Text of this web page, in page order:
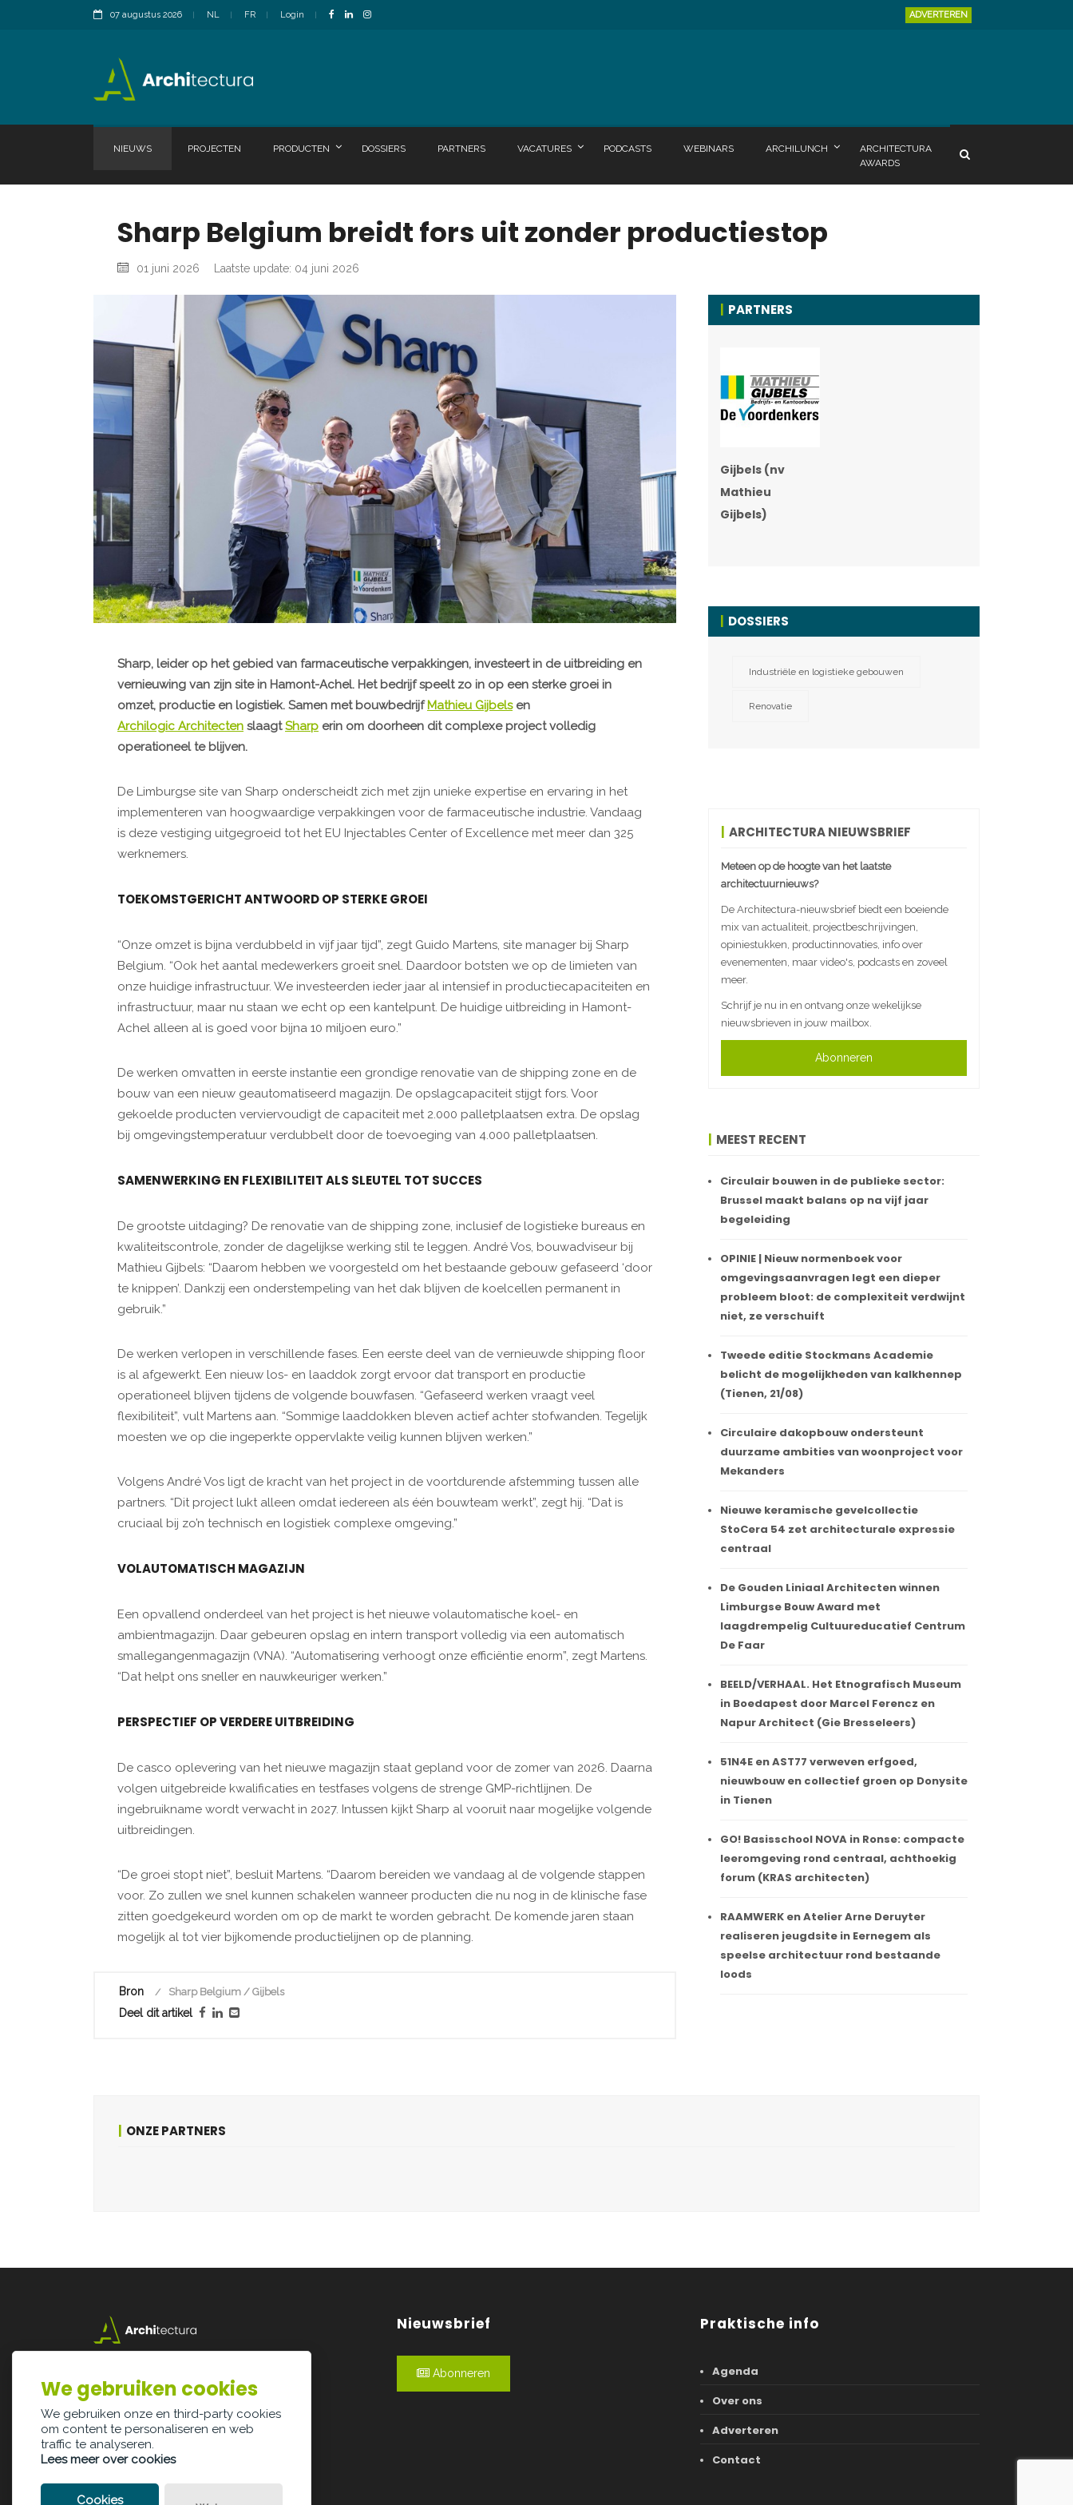
07 augustus 2026 NL FR Login ADVERTEREN
NIEUWS PROJECTEN PRODUCTEN DOSSIERS PARTNERS VACATURES PODCASTS WEBINARS ARCHILUNCH
ARCHITECTURA
AWARDS
Sharp Belgium breidt fors uit zonder productiestop
01 juni 2026 Laatste update: 04 juni 2026
Sharp, leider op het gebied van farmaceutische verpakkingen, investeert in de uitbreiding en
vernieuwing van zijn site in Hamont-Achel. Het bedrijf speelt zo in op een sterke groei in
omzet, productie en logistiek. Samen met bouwbedrijfMathieu Gijbelsen
Archilogic Architecten slaagtSharp erin om doorheen dit complexe project volledig
operationeel te blijven.
De Limburgse site van Sharp onderscheidt zich met zijn unieke expertise en ervaring in het
implementeren van hoogwaardige verpakkingen voor de farmaceutische industrie. Vandaag
is deze vestiging uitgegroeid tot het EU Injectables Center of Excellence met meer dan 325
werknemers.
TOEKOMSTGERICHT ANTWOORD OP STERKE GROEI
“Onze omzet is bijna verdubbeld in vijf jaar tijd”, zegt Guido Martens, site manager bij Sharp
Belgium. “Ook het aantal medewerkers groeit snel. Daardoor botsten we op de limieten van
onze huidige infrastructuur. We investeerden ieder jaar al intensief in productiecapaciteiten en
infrastructuur, maar nu staan we echt op een kantelpunt. De huidige uitbreiding in Hamont-
Achel alleen al is goed voor bijna 10 miljoen euro.”
De werken omvatten in eerste instantie een grondige renovatie van de shipping zone en de
bouw van een nieuw geautomatiseerd magazijn. De opslagcapaciteit stijgt fors. Voor
gekoelde producten verviervoudigt de capaciteit met 2.000 palletplaatsen extra. De opslag
bij omgevingstemperatuur verdubbelt door de toevoeging van 4.000 palletplaatsen.
SAMENWERKING EN FLEXIBILITEIT ALS SLEUTEL TOT SUCCES
De grootste uitdaging? De renovatie van de shipping zone, inclusief de logistieke bureaus en
kwaliteitscontrole, zonder de dagelijkse werking stil te leggen. André Vos, bouwadviseur bij
Mathieu Gijbels: “Daarom hebben we voorgesteld om het bestaande gebouw gefaseerd ‘door
te knippen’. Dankzij een onderstempeling van het dak blijven de koelcellen permanent in
gebruik.”
De werken verlopen in verschillende fases. Een eerste deel van de vernieuwde shipping floor
is al afgewerkt. Een nieuw los- en laaddok zorgt ervoor dat transport en productie
operationeel blijven tijdens de volgende bouwfasen. “Gefaseerd werken vraagt veel
flexibiliteit”, vult Martens aan. “Sommige laaddokken bleven actief achter stofwanden. Tegelijk
moesten we op die ingeperkte oppervlakte veilig kunnen blijven werken.”
Volgens André Vos ligt de kracht van het project in de voortdurende afstemming tussen alle
partners. “Dit project lukt alleen omdat iedereen als één bouwteam werkt”, zegt hij. “Dat is
cruciaal bij zo’n technisch en logistiek complexe omgeving.”
VOLAUTOMATISCH MAGAZIJN
Een opvallend onderdeel van het project is het nieuwe volautomatische koel- en
ambientmagazijn. Daar gebeuren opslag en intern transport volledig via een automatisch
smallegangenmagazijn (VNA). “Automatisering verhoogt onze efficiëntie enorm”, zegt Martens.
“Dat helpt ons sneller en nauwkeuriger werken.”
PERSPECTIEF OP VERDERE UITBREIDING
De casco oplevering van het nieuwe magazijn staat gepland voor de zomer van 2026. Daarna
volgen uitgebreide kwalificaties en testfases volgens de strenge GMP-richtlijnen. De
ingebruikname wordt verwacht in 2027. Intussen kijkt Sharp al vooruit naar mogelijke volgende
uitbreidingen.
“De groei stopt niet”, besluit Martens. “Daarom bereiden we vandaag al de volgende stappen
voor. Zo zullen we snel kunnen schakelen wanneer producten die nu nog in de klinische fase
zitten goedgekeurd worden om op de markt te worden gebracht. De komende jaren staan
mogelijk al tot vier bijkomende productielijnen op de planning.
Bron Sharp Belgium / Gijbels
Deel dit artikel
PARTNERS
Gijbels (nv
Mathieu
Gijbels)
DOSSIERS
Industriële en logistieke gebouwen
Renovatie
ARCHITECTURA NIEUWSBRIEF
Meteen op de hoogte van het laatste
architectuurnieuws?
De Architectura-nieuwsbrief biedt een boeiende
mix van actualiteit, projectbeschrijvingen,
opiniestukken, productinnovaties, info over
evenementen, maar video's, podcasts en zoveel
meer.
Schrijf je nu in en ontvang onze wekelijkse
nieuwsbrieven in jouw mailbox.
Abonneren
MEEST RECENT
Circulair bouwen in de publieke sector:
Brussel maakt balans op na vijf jaar
begeleiding
OPINIE | Nieuw normenboek voor
omgevingsaanvragen legt een dieper
probleem bloot: de complexiteit verdwijnt
niet, ze verschuift
Tweede editie Stockmans Academie
belicht de mogelijkheden van kalkhennep
(Tienen, 21/08)
Circulaire dakopbouw ondersteunt
duurzame ambities van woonproject voor
Mekanders
Nieuwe keramische gevelcollectie
StoCera 54 zet architecturale expressie
centraal
De Gouden Liniaal Architecten winnen
Limburgse Bouw Award met
laagdrempelig Cultuureducatief Centrum
De Faar
BEELD/VERHAAL. Het Etnografisch Museum
in Boedapest door Marcel Ferencz en
Napur Architect (Gie Bresseleers)
51N4E en AST77 verweven erfgoed,
nieuwbouw en collectief groen op Donysite
in Tienen
GO! Basisschool NOVA in Ronse: compacte
leeromgeving rond centraal, achthoekig
forum (KRAS architecten)
RAAMWERK en Atelier Arne Deruyter
realiseren jeugdsite in Eernegem als
speelse architectuur rond bestaande
loods
ONZE PARTNERS
3500 Hasselt
info@architectura.be
Nieuwsbrief
Abonneren
Praktische info
Agenda
Over ons
Adverteren
Contact
We gebruiken cookies
We gebruiken onze en third-party cookies
om content te personaliseren en web
traffic te analyseren.
Lees meer over cookies
Cookies